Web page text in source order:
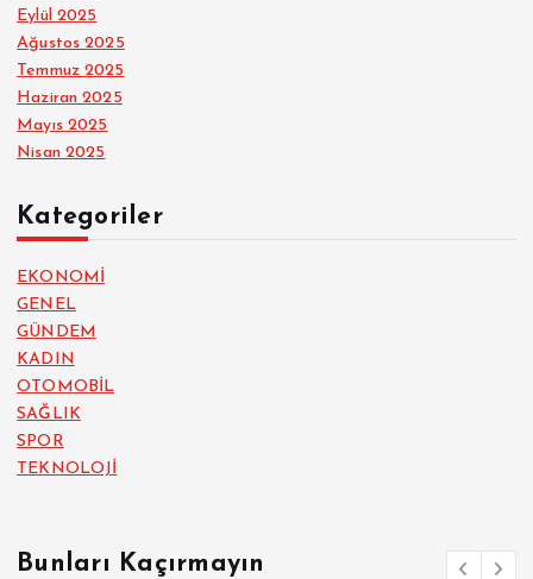
Eylül 2025
Ağustos 2025
Temmuz 2025
Haziran 2025
Mayıs 2025
Nisan 2025
Kategoriler
EKONOMİ
GENEL
GÜNDEM
KADIN
OTOMOBİL
SAĞLIK
SPOR
TEKNOLOJİ
Bunları Kaçırmayın